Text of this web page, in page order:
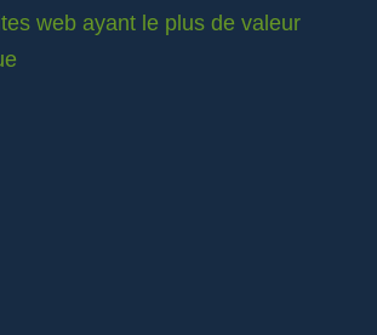
web ayant le plus de valeur